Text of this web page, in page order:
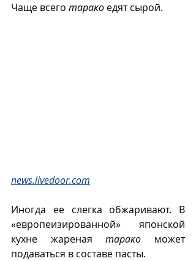
Чаще всего тарако едят сырой.
news.livedoor.com
Иногда ее слегка обжаривают. В
«европеизированной» японской
кухне жареная тарако может
подаваться в составе пасты.